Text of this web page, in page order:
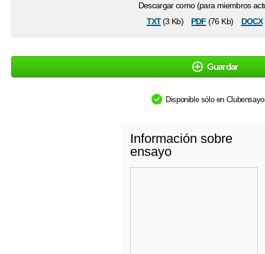
Descargar como (para miembros
txt(3 Kb) pdf (76 Kb) docx
Guardar
Disponible sólo en
Información sobre
ensayo